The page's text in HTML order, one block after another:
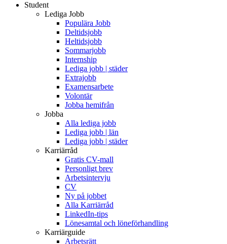
Student
Lediga Jobb
Populära Jobb
Deltidsjobb
Heltidsjobb
Sommarjobb
Internship
Lediga jobb | städer
Extrajobb
Examensarbete
Volontär
Jobba hemifrån
Jobba
Alla lediga jobb
Lediga jobb | län
Lediga jobb | städer
Karriärråd
Gratis CV-mall
Personligt brev
Arbetsintervju
CV
Ny på jobbet
Alla Karriärråd
LinkedIn-tips
Lönesamtal och löneförhandling
Karriärguide
Arbetsrätt